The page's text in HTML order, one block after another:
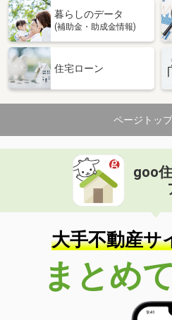
暮らしのデータ
(補助金・助成金情報)
住宅ローン
ページトッ
goo
大手不動産サ
まとめ